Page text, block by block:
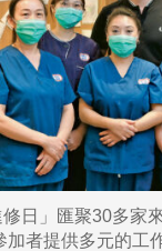
修日」匯聚30多家
加者提供多元的工